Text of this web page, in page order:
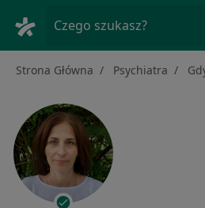
Czego szukasz?
Strona Główna Psychiatra